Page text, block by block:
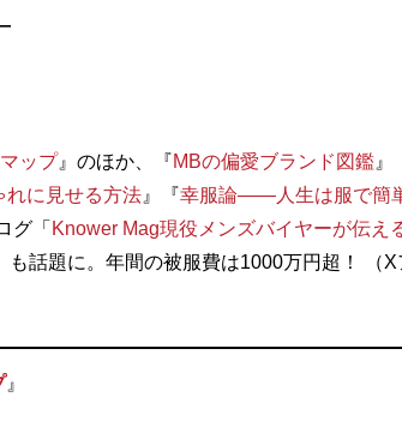
ップ』のほか、『MBの偏愛ブランド図鑑』
れに見せる方法』『幸服論――人生は服で簡
グ「 Knower Mag現役メンズバイヤーが伝え
も話題に。年間の被服費は1000万円超！ （X
』